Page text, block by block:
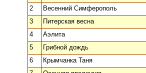
2
Весенний Симферополь
3
Питерская весна
4
Аэлита
5
Грибной дождь
6
Крымчанка Таня